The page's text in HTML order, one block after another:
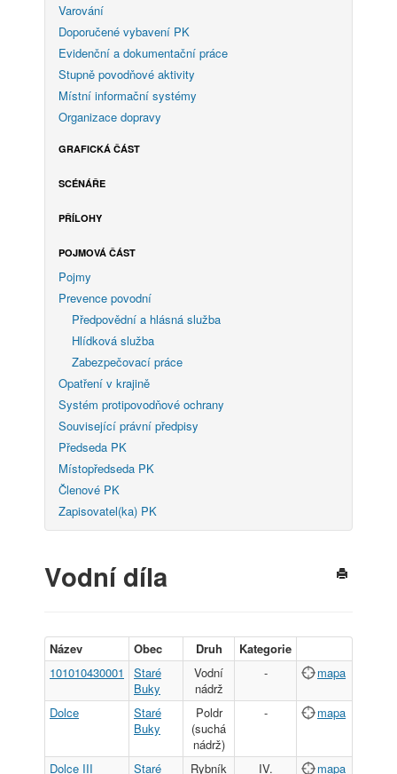
Varování
Doporučené vybavení PK
Evidenční a dokumentační práce
Stupně povodňové aktivity
Místní informační systémy
Organizace dopravy
GRAFICKÁ ČÁST
SCÉNÁŘE
PŘÍLOHY
POJMOVÁ ČÁST
Pojmy
Prevence povodní
Předpovědní a hlásná služba
Hlídková služba
Zabezpečovací práce
Opatření v krajině
Systém protipovodňové ochrany
Související právní předpisy
Předseda PK
Místopředseda PK
Členové PK
Zapisovatel(ka) PK
Vodní díla
Název Obec Druh
Kategorie
101010430001
Staré
Buky
Vodní
nádrž
- mapa
Dolce
Staré
Buky
Poldr
(suchá
nádrž)
- mapa
Dolce III Staré Rybník IV. mapa